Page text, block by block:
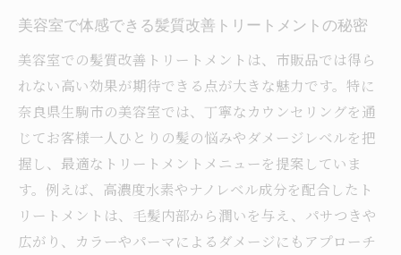
す変化
サロンカウンセリングで引き出す理想の髪
型
美容室で安心できる髪質改善プランの特徴
プロの美容室施術で実感する悩み解決のコ
ツ
美容室で体感できる髪質改善トリートメントの秘密
美容室での髪質改善トリートメントは、市販品では得ら
れない高い効果が期待できる点が大きな魅力です。特に
奈良県生駒市の美容室では、丁寧なカウンセリングを通
じてお客様一人ひとりの髪の悩みやダメージレベルを把
握し、最適なトリートメントメニューを提案していま
す。例えば、高濃度水素やナノレベル成分を配合したト
リートメントは、毛髪内部から潤いを与え、パサつきや
広がり、カラーやパーマによるダメージにもアプローチ